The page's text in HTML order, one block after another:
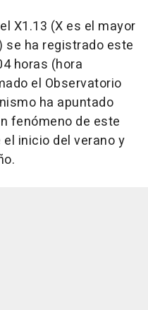
X1.13 (X es el mayor
se ha registrado este
horas (hora
el Observatorio
ha apuntado
fenómeno de este
inicio del verano y